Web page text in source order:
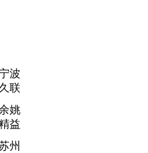
波
久联
姚
益
州